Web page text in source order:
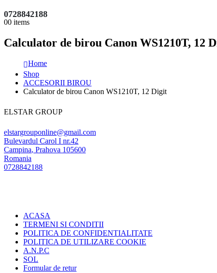
0728842188
00 items
Calculator de birou Canon WS1210T, 12
Home
Shop
ACCESORII BIROU
Calculator de birou Canon WS1210T, 12 Digit
ELSTAR GROUP
elstargrouponline@gmail.com
Bulevardul Carol I nr.42
Campina, Prahova 105600
Romania
0728842188
ACASA
TERMENI SI CONDITII
POLITICA DE CONFIDENTIALITATE
POLITICA DE UTILIZARE COOKIE
A.N.P.C
SOL
Formular de retur